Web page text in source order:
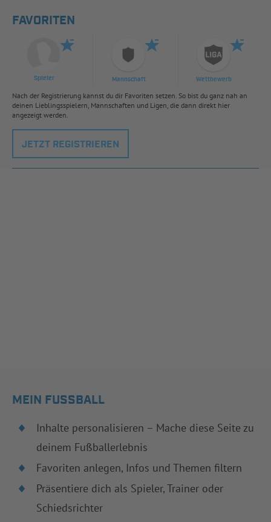
FAVORITEN
Spieler Mannschaft Wettbewerb
Nach der Registrierung kannst du dir Favoriten setzen. So bist du ganz nah an
deinen Lieblingsspielern, Mannschaften und Ligen, die dann direkt hier
angezeigt werden.
JETZT REGISTRIEREN
MEIN FUSSBALL
Inhalte personalisieren – Mache diese Seite zu
deinem Fußballerlebnis
Favoriten anlegen, Infos und Themen filtern
Präsentiere dich als Spieler, Trainer oder
Schiedsrichter